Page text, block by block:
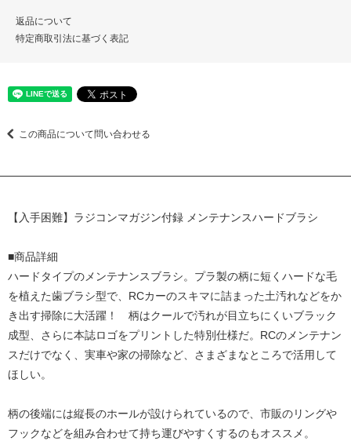
返品について
特定商取引法に基づく表記
この商品について問い合わせる
【入手困難】ラジコンマガジン付録 メンテナンスハードブラシ
■商品詳細
ハードタイプのメンテナンスブラシ。プラ製の柄に短くハードな毛
を植えた歯ブラシ型で、RCカーのスキマに詰まった土汚れなどをか
き出す掃除に大活躍！ 柄はクールで汚れが目立ちにくいブラック
成型、さらに本誌ロゴをプリントした特別仕様だ。RCのメンテナン
スだけでなく、実車や家の掃除など、さまざまなところで活用して
ほしい。
柄の後端には縦長のホールが設けられているので、市販のリングや
フックなどを組み合わせて持ち運びやすくするのもオススメ。